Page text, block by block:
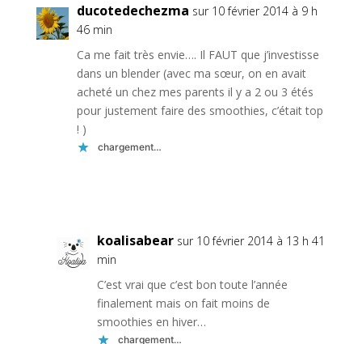
ducotedechezma sur 10 février 2014 à 9 h
46 min
Ca me fait très envie…. Il FAUT que j’investisse
dans un blender (avec ma sœur, on en avait
acheté un chez mes parents il y a 2 ou 3 étés
pour justement faire des smoothies, c’était top
! )
chargement…
koalisabear sur 10 février 2014 à 13 h 41
min
C’est vrai que c’est bon toute l’année
finalement mais on fait moins de
smoothies en hiver…
chargement…